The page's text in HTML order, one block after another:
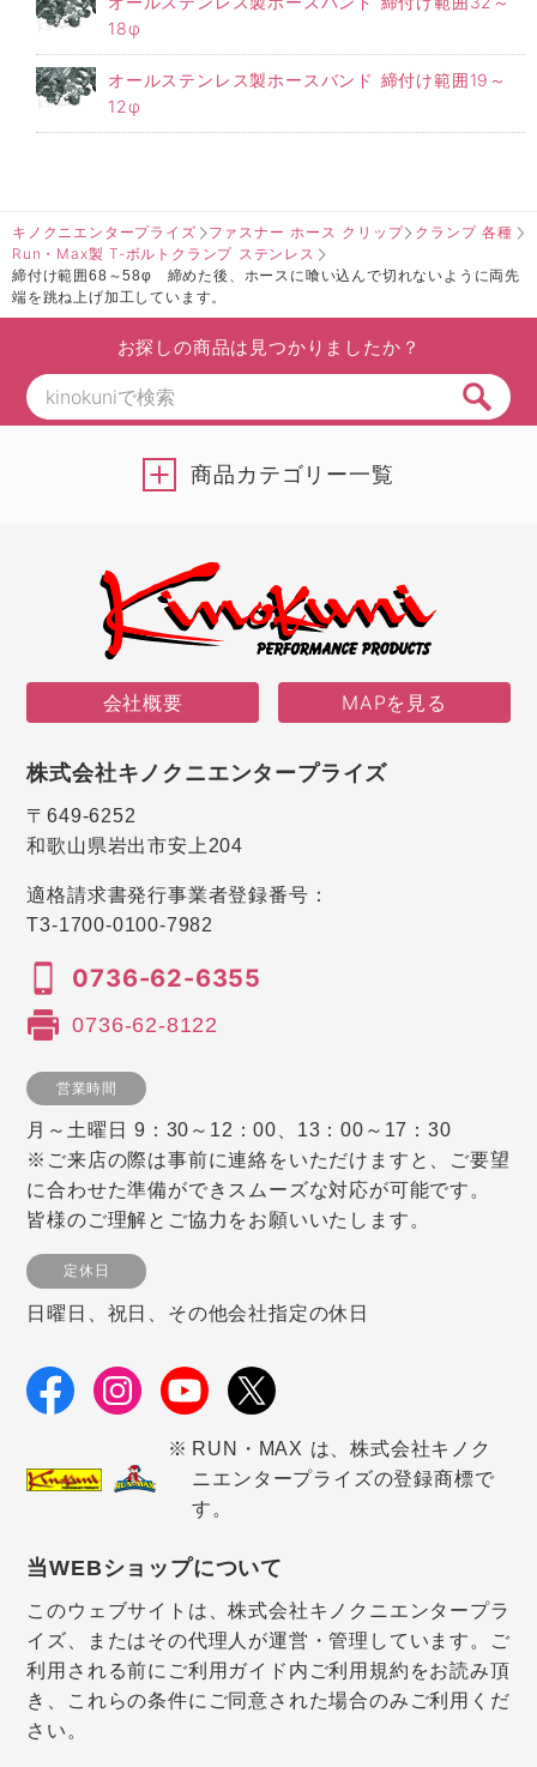
18φ
オールステンレス製ホースバンド 締付け範囲19～
12φ
キノクニエンタープライズ ファスナー ホース クリップ
クランプ 各種
Run・Max製 T-ボルトクランプ ステンレス
締付け範囲68～58φ 締めた後、ホースに喰い込んで切れないように両先
端を跳ね上げ加工しています。
お探しの商品は見つかりましたか？
商品カテゴリー一覧
会社概要 MAPを見る
株式会社キノクニエンタープライズ
〒649-6252
和歌山県岩出市安上204
適格請求書発行事業者登録番号：
T3-1700-0100-7982
0736-62-6355
0736-62-8122
営業時間
月～土曜日 9：30～12：00、13：00～17：30
※ご来店の際は事前に連絡をいただけますと、ご要望
に合わせた準備ができスムーズな対応が可能です。
皆様のご理解とご協力をお願いいたします。
定休日
日曜日、祝日、その他会社指定の休日
RUN・MAX は、株式会社キノク
ニエンタープライズの登録商標で
す。
当WEBショップについて
このウェブサイトは、株式会社キノクニエンタープラ
イズ、またはその代理人が運営・管理しています。ご
利用される前にご利用ガイド内ご利用規約をお読み頂
き、これらの条件にご同意された場合のみご利用くだ
さい。